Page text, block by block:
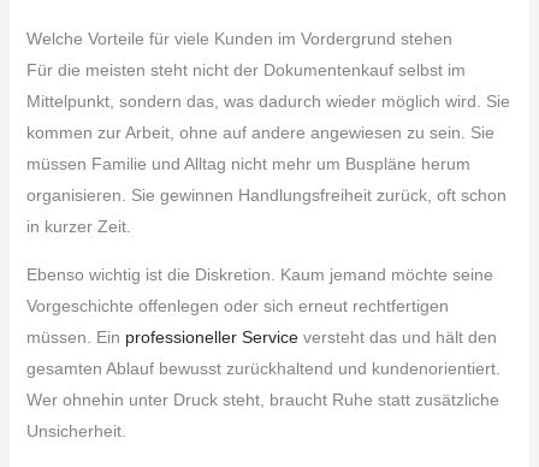
Welche Vorteile für viele Kunden im Vordergrund stehen
Für die meisten steht nicht der Dokumentenkauf selbst im
Mittelpunkt, sondern das, was dadurch wieder möglich wird. Sie
kommen zur Arbeit, ohne auf andere angewiesen zu sein. Sie
müssen Familie und Alltag nicht mehr um Buspläne herum
organisieren. Sie gewinnen Handlungsfreiheit zurück, oft schon
in kurzer Zeit.
Ebenso wichtig ist die Diskretion. Kaum jemand möchte seine
Vorgeschichte offenlegen oder sich erneut rechtfertigen
müssen. Ein professioneller Serviceversteht das und hält den
gesamten Ablauf bewusst zurückhaltend und kundenorientiert.
Wer ohnehin unter Druck steht, braucht Ruhe statt zusätzliche
Unsicherheit.